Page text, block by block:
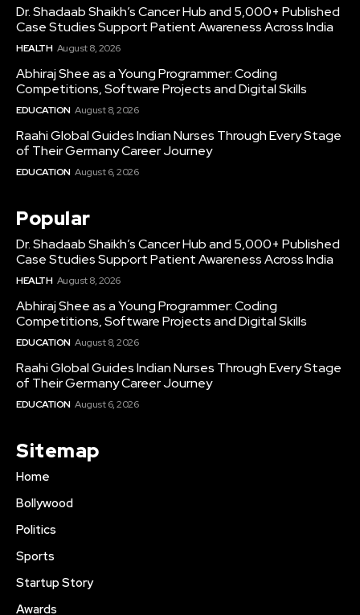
Dr. Shadaab Shaikh’s Cancer Hub and 5,000+ Published
Case Studies Support Patient Awareness Across India
HEALTH August 8, 2026
Abhiraj Shee as a Young Programmer: Coding
Competitions, Software Projects and Digital Skills
EDUCATION August 8, 2026
Raahi Global Guides Indian Nurses Through Every Stage
of Their Germany Career Journey
EDUCATION August 6, 2026
Popular
Dr. Shadaab Shaikh’s Cancer Hub and 5,000+ Published
Case Studies Support Patient Awareness Across India
HEALTH August 8, 2026
Abhiraj Shee as a Young Programmer: Coding
Competitions, Software Projects and Digital Skills
EDUCATION August 8, 2026
Raahi Global Guides Indian Nurses Through Every Stage
of Their Germany Career Journey
EDUCATION August 6, 2026
Sitemap
Home
Bollywood
Politics
Sports
Startup Story
Awards